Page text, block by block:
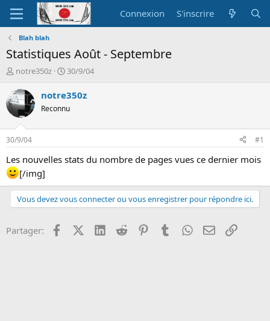
Connexion S'inscrire
Blah blah
Statistiques Août - Septembre
A
t
e
u
r
d
e
l
a
d
i
s
c
s
notre350z
D
t
d
é
b
30/9/04
notre350z
Reconnu
30/9/04 #1
Les nouvelles stats du nombre de pages vues ce dernier mois
[/img]
Vous devez vous connecter ou vous enregistrer pour répondre ici.
Partager: FacebookX (Twitter)
LinkedInReddit PinterestTumblrWhatsApp
EmailLien